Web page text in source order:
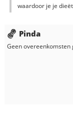
waardoor je je
Pinda
Geen overeenkomsten